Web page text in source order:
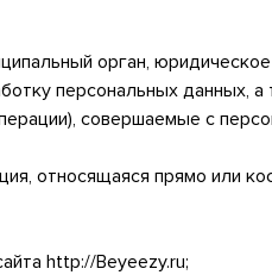
орган,
персональных данных,
совершаемые с
относящаяся прямо или
http://Beyeezy.ru;